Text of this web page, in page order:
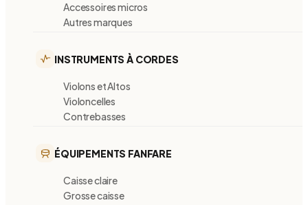
Accessoires micros
Autres marques
INSTRUMENTS À CORDES
Violons et Altos
Violoncelles
Contrebasses
ÉQUIPEMENTS FANFARE
Caisse claire
Grosse caisse